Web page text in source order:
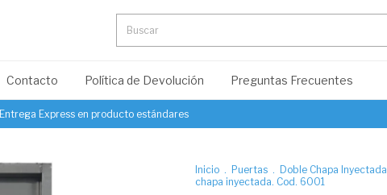
Contacto Política de Devolución Preguntas Frecuentes
Entrega Express en producto estándares
Inicio . Puertas . Doble Chapa Inyectada
chapa inyectada. Cod. 6001